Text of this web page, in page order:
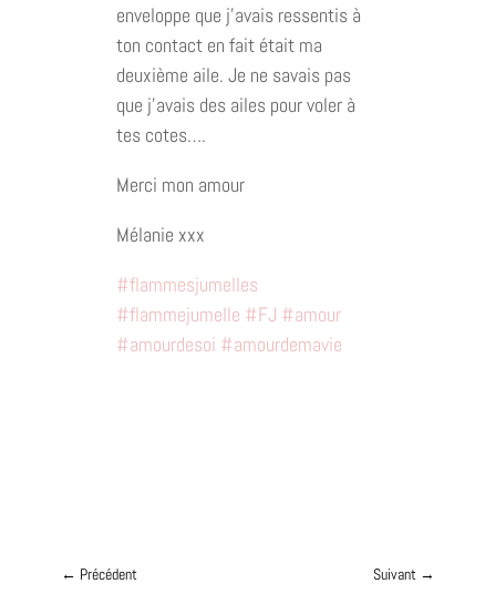
enveloppe que j’avais ressentis à
ton contact en fait était ma
deuxième aile. Je ne savais pas
que j’avais des ailes pour voler à
tes cotes….
Merci mon amour
Mélanie xxx
#flammesjumelles
#flammejumelle #FJ #amour
#amourdesoi #amourdemavie
← Précédent Suivant →